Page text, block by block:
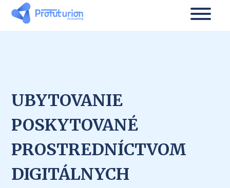
UBYTOVANIE
POSKYTOVANÉ
PROSTREDNÍCTVOM
DIGITÁLNYCH